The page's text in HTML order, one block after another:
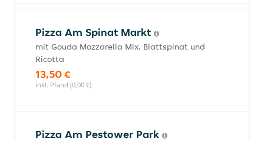
Pizza Am Spinat Markt
mit Gouda Mozzarella Mix, Blattspinat und
Ricotta
13,50 €
inkl. Pfand (0,00 €)
Pizza Am Pestower Park